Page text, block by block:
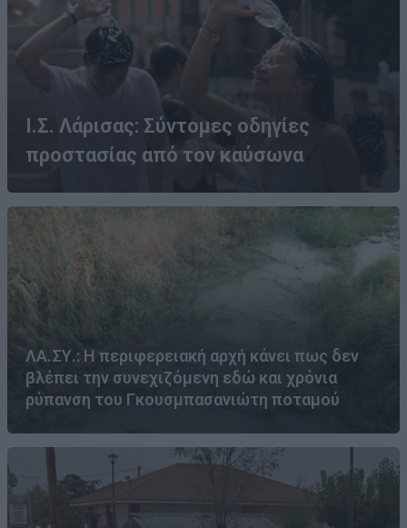
Ι.Σ. Λάρισας: Σύντομες οδηγίες
προστασίας από τον καύσωνα
ΛΑ.ΣΥ.: Η περιφερειακή αρχή κάνει πως δεν
βλέπει την συνεχιζόμενη εδώ και χρόνια
ρύπανση του Γκουσμπασανιώτη ποταμού